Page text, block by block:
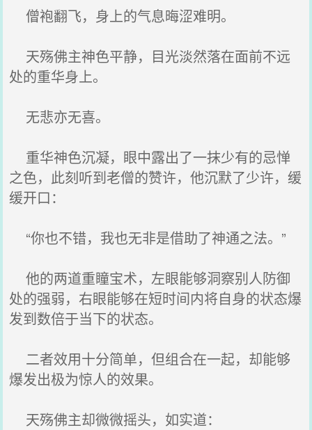
僧袍翻飞，身上的气息晦涩难明。
天殇佛主神色平静，目光淡然落在面前不远
处的重华身上。
无悲亦无喜。
重华神色沉凝，眼中露出了一抹少有的忌惮
之色，此刻听到老僧的赞许，他沉默了少许，缓
缓开口：
“你也不错，我也无非是借助了神通之法。”
他的两道重瞳宝术，左眼能够洞察别人防御
处的强弱，右眼能够在短时间内将自身的状态爆
发到数倍于当下的状态。
二者效用十分简单，但组合在一起，却能够
爆发出极为惊人的效果。
天殇佛主却微微摇头，如实道：